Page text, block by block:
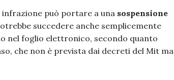
può portare a una sospensione
succedere anche semplicemente
nel foglio elettronico, secondo quanto
che non è prevista dai decreti del Mit ma